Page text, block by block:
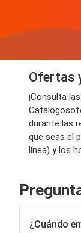
Ofertas
¡Consulta
durante las
que seas el
línea) y los
¿Cuándo